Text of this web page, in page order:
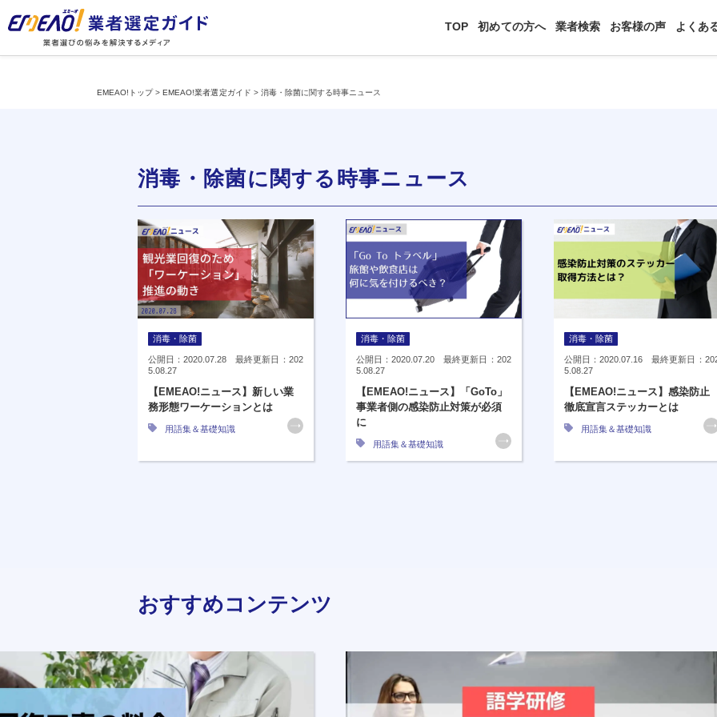
TOP 初めての方へ 業者検索 お客様の声 よくあ
EMEAO!トップ >EMEAO!業者選定ガイド > 消毒・除菌に関する時事ニュース
消毒・除菌に関する時事ニュース
消毒・除菌
公開日：2020.07.28 最終更新日：202
5.08.27
【EMEAO!ニュース】新しい業
務形態ワーケーションとは
用語集＆基礎知識
消毒・除菌
公開日：2020.07.20 最終更新日：202
5.08.27
【EMEAO!ニュース】「GoTo」
事業者側の感染防止対策が必須
に
用語集＆基礎知識
消毒・除菌
公開日：2020.07.16 最終更新日：
5.08.27
【EMEAO!ニュース】感染防止
徹底宣言ステッカーとは
用語集＆基礎知識
おすすめコンテンツ